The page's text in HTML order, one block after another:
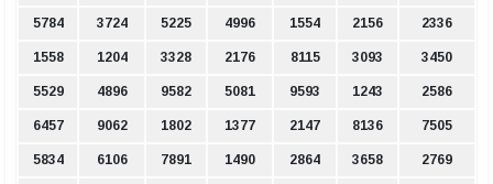
5784 3724 5225 4996 1554 2156 2336
1558 1204 3328 2176 8115 3093 3450
5529 4896 9582 5081 9593 1243 2586
6457 9062 1802 1377 2147 8136 7505
5834 6106 7891 1490 2864 3658 2769